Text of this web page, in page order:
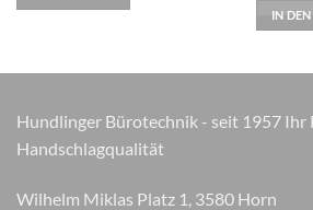
war:
€ 14,99
IN
Hundlinger Bürotechnik - seit 1957 Ihr
Handschlagqualität
Wilhelm Miklas Platz 1, 3580 Horn